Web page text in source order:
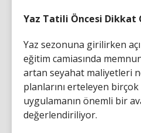
Yaz Tatili Öncesi Dikkat
Yaz sezonuna girilirken
eğitim camiasında
artan seyahat maliyetleri
planlarını erteleyen
uygulamanın önemli bir
değerlendiriliyor.